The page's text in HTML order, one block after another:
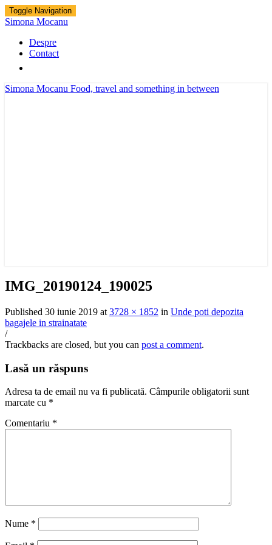
Toggle Navigation
Simona Mocanu
Despre
Contact
Simona Mocanu Food, travel and something in between
IMG_20190124_190025
Published 30 iunie 2019 at 3728 × 1852 in Unde poti depozita
bagajele in strainatate
/
Trackbacks are closed, but you can post a comment.
Lasă un răspuns
Adresa ta de email nu va fi publicată. Câmpurile obligatorii sunt
marcate cu *
Comentariu *
Nume *